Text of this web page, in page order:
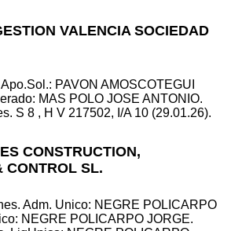
VALENCIA SOCIEDAD
PAVON AMOSCOTEGUI
MAS POLO JOSE ANTONIO.
S 8 , H V 217502, I/A 10 (29.01.26).
CONSTRUCTION,
CONTROL SL.
Adm. Unico: NEGRE POLICARPO
NEGRE POLICARPO JORGE.